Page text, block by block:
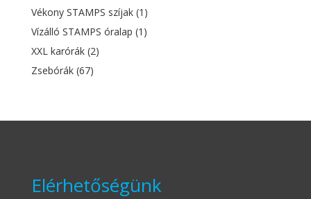
Vékony STAMPS szíjak (1)
Vízálló STAMPS óralap (1)
XXL karórák (2)
Zsebórák (67)
Elérhetőségünk